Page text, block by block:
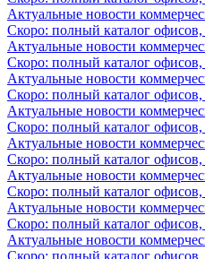
Актуальные новости
Скоро: полный каталог
Актуальные новости
Скоро: полный каталог
Актуальные новости
Скоро: полный каталог
Актуальные новости
Скоро: полный каталог
Актуальные новости
Скоро: полный каталог
Актуальные новости
Скоро: полный каталог
Актуальные новости
Скоро: полный каталог
Актуальные новости
Скоро: полный каталог